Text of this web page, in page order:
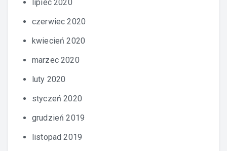
lipiec 2020
czerwiec 2020
kwiecień 2020
marzec 2020
luty 2020
styczeń 2020
grudzień 2019
listopad 2019